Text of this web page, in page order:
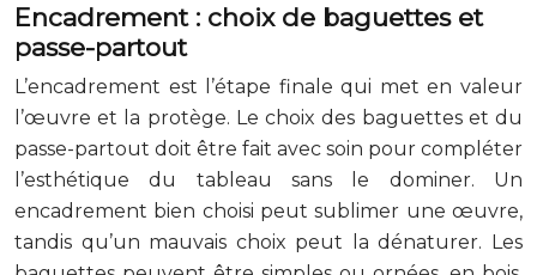
Encadrement : choix de baguettes et
passe-partout
L’encadrement est l’étape finale qui met en valeur
l’œuvre et la protège. Le choix des baguettes et du
passe-partout doit être fait avec soin pour compléter
l’esthétique du tableau sans le dominer. Un
encadrement bien choisi peut sublimer une œuvre,
tandis qu’un mauvais choix peut la dénaturer. Les